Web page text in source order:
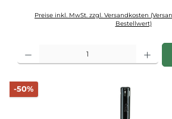
Preise inkl. MwSt. zzgl. Versandkosten
Bestellwert)
Produkt Anzahl: Gib den gewünschten Wert ein
-50%Rabatt